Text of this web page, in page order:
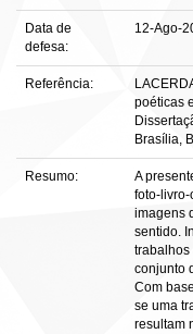
Data de
defesa:
12-Ago-
Referência:
poéticas
Brasília,
Resumo:
A
foto-livro-
imagens
sentido.
trabalhos
conjunto
Com
se uma
resultam